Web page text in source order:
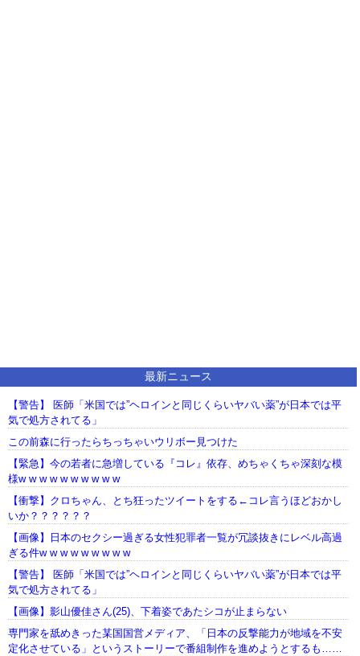
最新ニュース
【警告】 医師「米国では”ヘロインと同じくらいヤバい薬”が日本では平
気で処方されてる」
この前森に行ったらちっちゃいウリボー見つけた
【緊急】今の若者に急増している『コレ』依存、めちゃくちゃ深刻な模
様w w w w w w w w w w
【衝撃】クロちゃん、とち狂ったツイートをする←コレ言うほどおかし
いか？？？？？？
【画像】日本のセクシー過ぎる女性犯罪者一覧が冗談抜きにレベル高過
ぎる件w w w w w w w w w
【警告】 医師「米国では”ヘロインと同じくらいヤバい薬”が日本では平
気で処方されてる」
【画像】影山優佳さん(25)、下着姿であたシコが止まらない
専門家を舐めきった某国国営メディア、「日本の反撃能力が地域を不安
定化させている」というストーリーで番組制作を進めようとするも……